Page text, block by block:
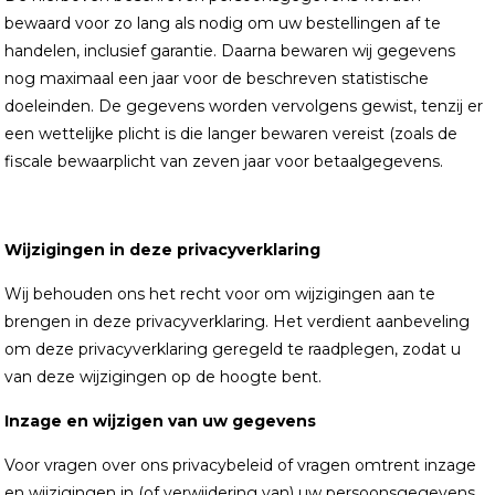
bewaard voor zo lang als nodig om uw bestellingen af te
handelen, inclusief garantie. Daarna bewaren wij gegevens
nog maximaal een jaar voor de beschreven statistische
doeleinden. De gegevens worden vervolgens gewist, tenzij er
een wettelijke plicht is die langer bewaren vereist (zoals de
fiscale bewaarplicht van zeven jaar voor betaalgegevens.
Wijzigingen in deze privacyverklaring
Wij behouden ons het recht voor om wijzigingen aan te
brengen in deze privacyverklaring. Het verdient aanbeveling
om deze privacyverklaring geregeld te raadplegen, zodat u
van deze wijzigingen op de hoogte bent.
Inzage en wijzigen van uw gegevens
Voor vragen over ons privacybeleid of vragen omtrent inzage